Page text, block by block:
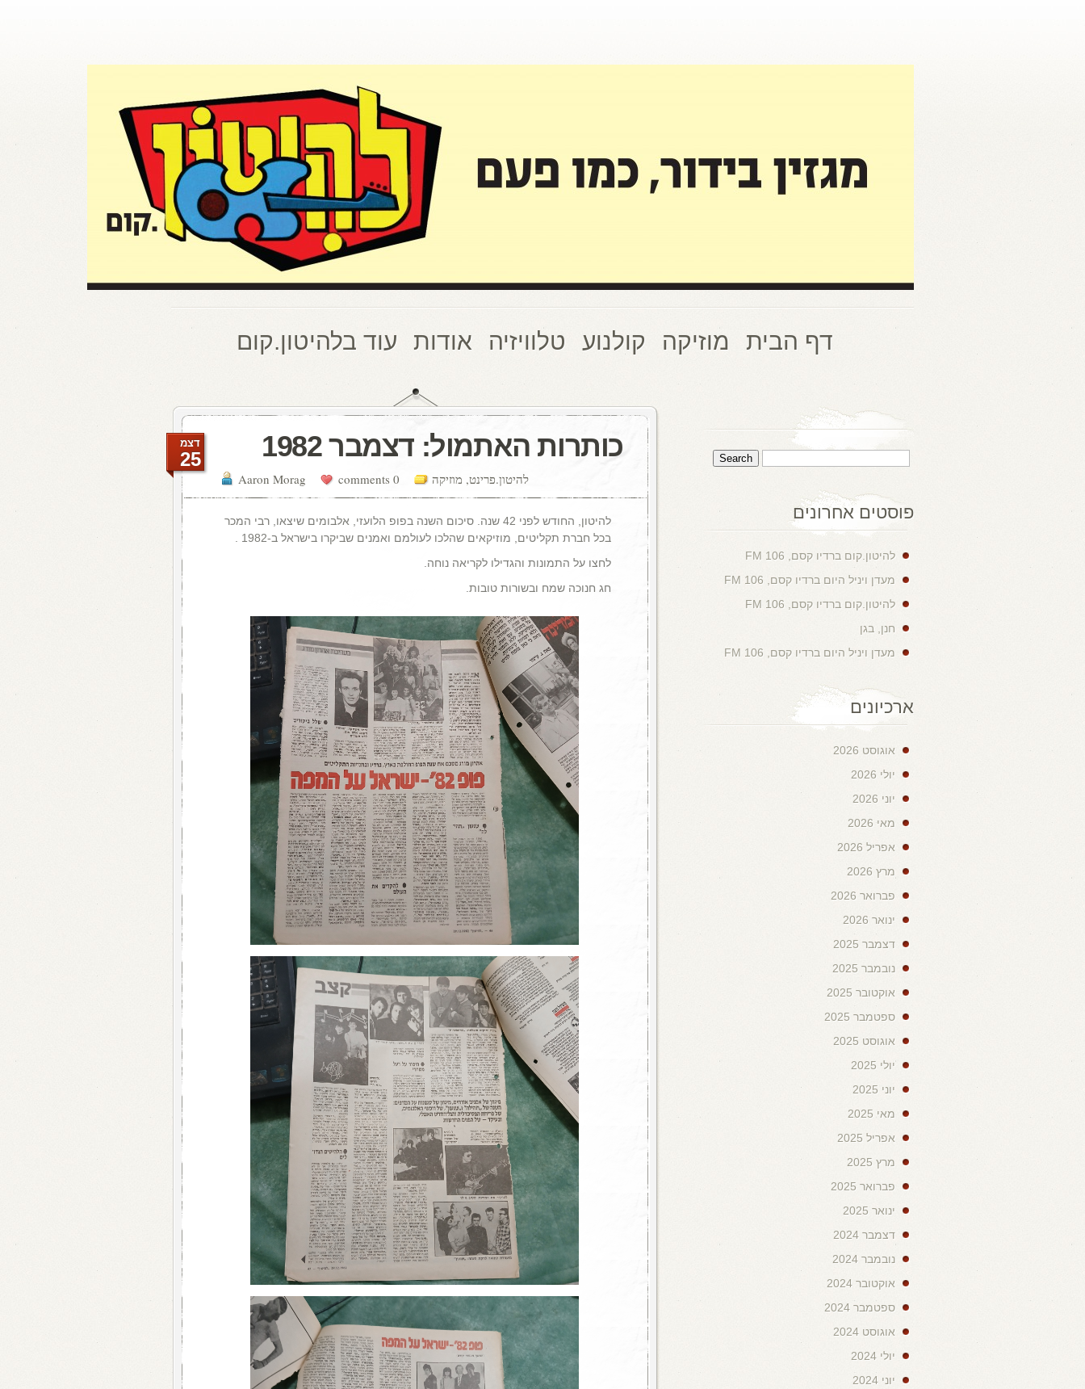
דף הבית מוזיקה קולנוע טלוויזיה אודות עוד בלהיטון.קום
כותרות האתמול: דצמבר 1982
Aaron Morag 0 comments להיטון.פרינט, מוזיקה
דצמ
25
להיטון, החודש לפני 42 שנה. סיכום השנה בפופ הלועזי, אלבומים שיצאו, רבי המכר
בכל חברת תקליטים, מוזיקאים שהלכו לעולמם ואמנים שביקרו בישראל ב-1982 .
לחצו על התמונות והגדילו לקריאה נוחה.
חג חנוכה שמח ובשורות טובות.
פוסטים אחרונים
להיטון.קום ברדיו קסם, 106 FM
מעדן ויניל היום ברדיו קסם, 106 FM
להיטון.קום ברדיו קסם, 106 FM
חנן, בגן
מעדן ויניל היום ברדיו קסם, 106 FM
ארכיונים
אוגוסט 2026
יולי 2026
יוני 2026
מאי 2026
אפריל 2026
מרץ 2026
פברואר 2026
ינואר 2026
דצמבר 2025
נובמבר 2025
אוקטובר 2025
ספטמבר 2025
אוגוסט 2025
יולי 2025
יוני 2025
מאי 2025
אפריל 2025
מרץ 2025
פברואר 2025
ינואר 2025
דצמבר 2024
נובמבר 2024
אוקטובר 2024
ספטמבר 2024
אוגוסט 2024
יולי 2024
יוני 2024